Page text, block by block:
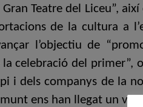
Teatre del Liceu”,
de la cultura a
l’objectiu de
la celebració del primer”,
i dels companys de la
ens han llegat un